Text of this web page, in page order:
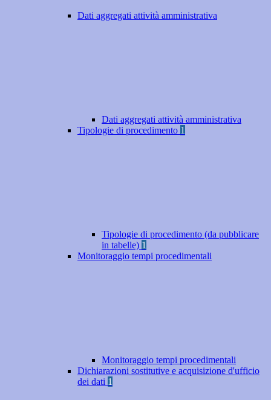
Dati aggregati attività amministrativa
Dati aggregati attività amministrativa
Tipologie di procedimento 1
Tipologie di procedimento (da pubblicare
in tabelle) 1
Monitoraggio tempi procedimentali
Monitoraggio tempi procedimentali
Dichiarazioni sostitutive e acquisizione d'ufficio
dei dati 1